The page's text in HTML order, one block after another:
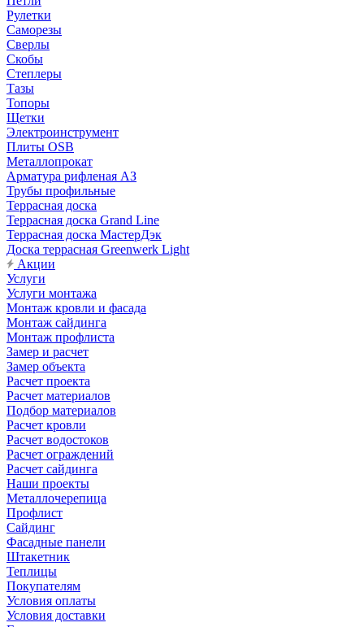
Рулетки
Саморезы
Сверлы
Скобы
Степлеры
Тазы
Топоры
Щетки
Электроинструмент
Плиты OSB
Металлопрокат
Арматура рифленая АЗ
Трубы профильные
Террасная доска
Террасная доска Grand Line
Террасная доска МастерДэк
Доска террасная Greenwerk Light
Акции
Услуги
Услуги монтажа
Монтаж кровли и фасада
Монтаж сайдинга
Монтаж профлиста
Замер и расчет
Замер объекта
Расчет проекта
Расчет материалов
Подбор материалов
Расчет кровли
Расчет водостоков
Расчет ограждений
Расчет сайдинга
Наши проекты
Металлочерепица
Профлист
Сайдинг
Фасадные панели
Штакетник
Теплицы
Покупателям
Условия оплаты
Условия доставки